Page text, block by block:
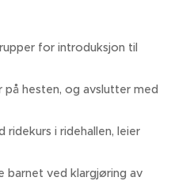
for introduksjon til
på hesten, og avslutter med
ridekurs i ridehallen, leier
barnet ved klargjøring av